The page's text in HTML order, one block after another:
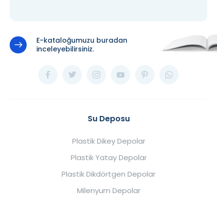
E-kataloğumuzu buradan
inceleyebilirsiniz.
Su Deposu
Plastik Dikey Depolar
Plastik Yatay Depolar
Plastik Dikdörtgen Depolar
Milenyum Depolar